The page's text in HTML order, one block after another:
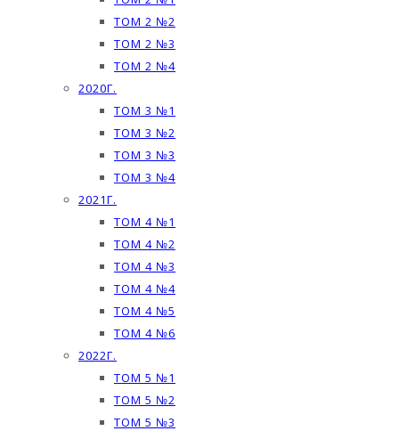
ТОМ 2 №2
ТОМ 2 №3
ТОМ 2 №4
2020Г.
ТОМ 3 №1
ТОМ 3 №2
ТОМ 3 №3
ТОМ 3 №4
2021Г.
ТОМ 4 №1
ТОМ 4 №2
ТОМ 4 №3
ТОМ 4 №4
ТОМ 4 №5
ТОМ 4 №6
2022Г.
ТОМ 5 №1
ТОМ 5 №2
ТОМ 5 №3